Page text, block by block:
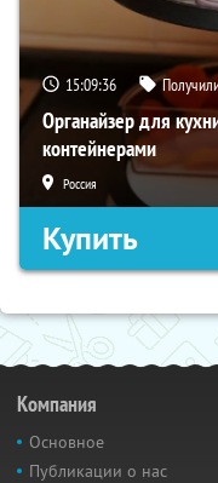
15:09:35
Органайзер для
контейнерами
Россия
Купить
Компания
Основное
Публикации о нас